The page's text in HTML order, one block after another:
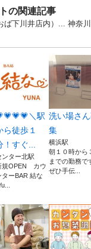
の関連記事
下川井店内）... 神奈
＼駅
ら徒歩１
！すぐ...
ンター北駅
規OPEN カウ
ターBAR 結な
洗い場さ
集
横浜駅
朝１０時から
までの勤務で
ぜひ手伝...